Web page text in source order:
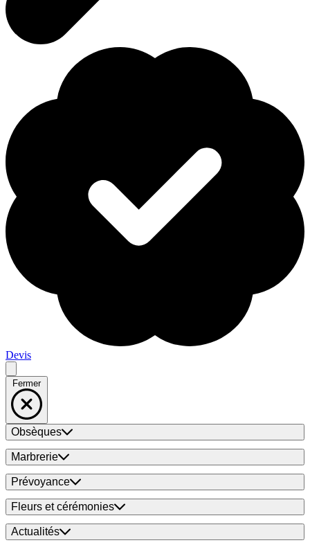
Devis
Fermer
Obsèques
Marbrerie
Prévoyance
Fleurs et cérémonies
Actualités